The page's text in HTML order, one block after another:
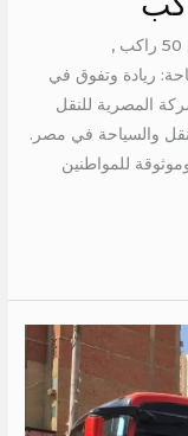
سعر ايجار اتوبيس 50 راكب سعر ايجار اتوبيس 50 راكب ,
ريادة وتفوق في
المصرية للنقل
والسياحة في مصر.
للمواطنين